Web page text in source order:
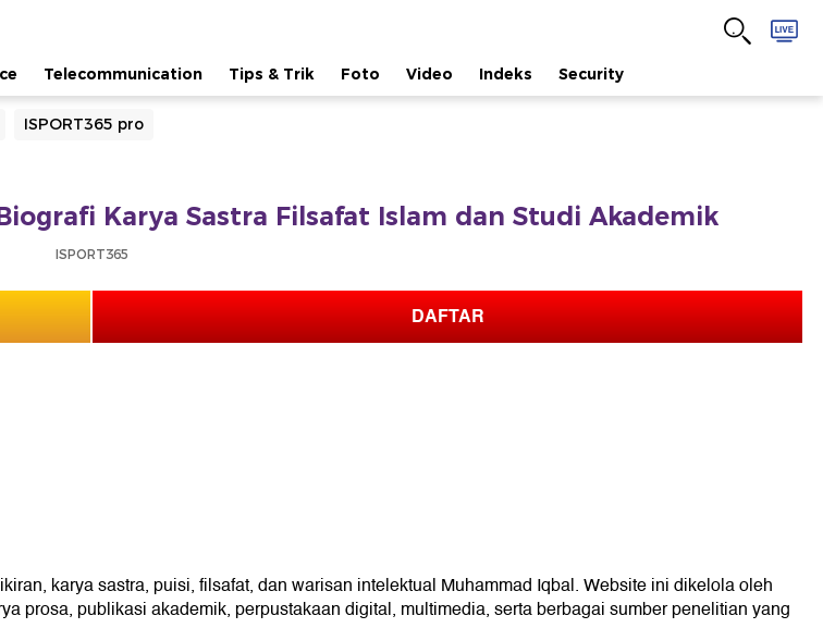
Telecommunication Tips & Trik Foto Video Indeks Security
ISPORT365 pro
Karya Sastra Filsafat Islam dan Studi Akademik
ISPORT365
DAFTAR
karya sastra, puisi, filsafat, dan warisan intelektual Muhammad Iqbal. Website ini dikelola oleh
prosa, publikasi akademik, perpustakaan digital, multimedia, serta berbagai sumber penelitian yang